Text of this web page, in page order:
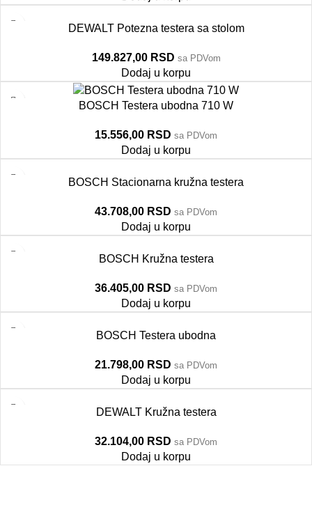
DEWALT Potezna testera sa stolom
149.827,00 RSD sa PDVom
Dodaj u korpu
BOSCH Testera ubodna 710 W
15.556,00 RSD sa PDVom
Dodaj u korpu
BOSCH Stacionarna kružna testera
43.708,00 RSD sa PDVom
Dodaj u korpu
BOSCH Kružna testera
36.405,00 RSD sa PDVom
Dodaj u korpu
BOSCH Testera ubodna
21.798,00 RSD sa PDVom
Dodaj u korpu
DEWALT Kružna testera
32.104,00 RSD sa PDVom
Dodaj u korpu